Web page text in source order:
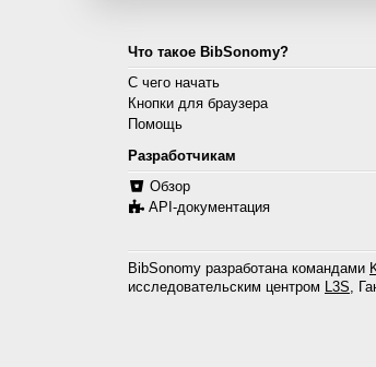
Что такое BibSonomy?
С чего начать
Кнопки для браузера
Помощь
Разработчикам
Обзор
API-документация
BibSonomy разработана командами
исследовательским центром L3S,